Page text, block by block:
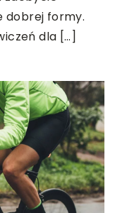
dobrej formy.
dla […]